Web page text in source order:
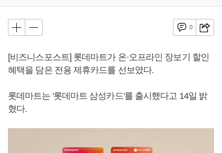
0
[비즈니스포스트] 롯데마트가 온·오프라인 장보기 할인
혜택을 담은 전용 제휴카드를 선보였다.
롯데마트는 '롯데마트 삼성카드'를 출시했다고 14일 밝
혔다.